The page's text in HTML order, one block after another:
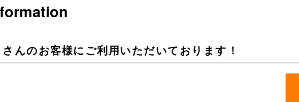
んのお客様にご利用いただいております！